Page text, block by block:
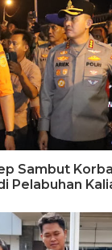
Sambut
Pelabuhan